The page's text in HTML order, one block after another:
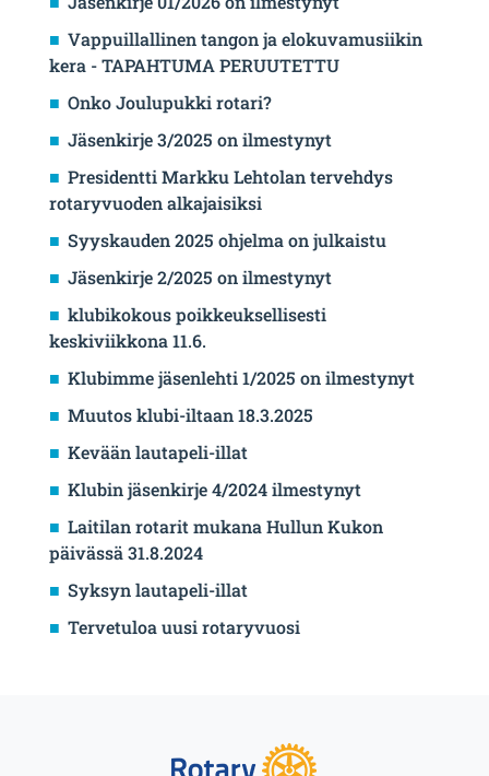
Vappuillallinen tangon ja elokuvamusiikin
kera - TAPAHTUMA PERUUTETTU
Onko Joulupukki rotari?
Jäsenkirje 3/2025 on ilmestynyt
Presidentti Markku Lehtolan tervehdys
rotaryvuoden alkajaisiksi
Syyskauden 2025 ohjelma on julkaistu
Jäsenkirje 2/2025 on ilmestynyt
klubikokous poikkeuksellisesti
keskiviikkona 11.6.
Klubimme jäsenlehti 1/2025 on ilmestynyt
Muutos klubi-iltaan 18.3.2025
Kevään lautapeli-illat
Klubin jäsenkirje 4/2024 ilmestynyt
Laitilan rotarit mukana Hullun Kukon
päivässä 31.8.2024
Syksyn lautapeli-illat
Tervetuloa uusi rotaryvuosi